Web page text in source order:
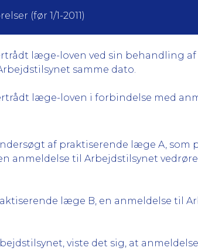
(før 1/1-2011)
læge-loven ved sin behandling af
samme dato.
læge-loven i forbindelse med
af praktiserende læge A,
anmeldelse til Arbejdstilsynet
læge B, en anmeldelse til
viste det sig, at